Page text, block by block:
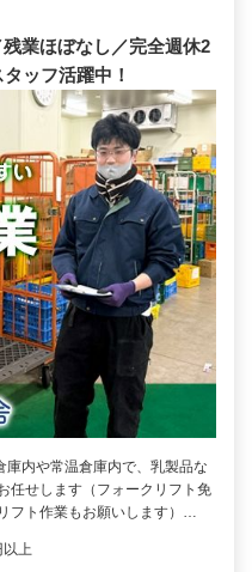
業ほぼなし／完全週休2
ッフ活躍中！
内や常温倉庫内で、乳製品な
任せします（フォークリフト免
フト作業もお願いします）…
以上